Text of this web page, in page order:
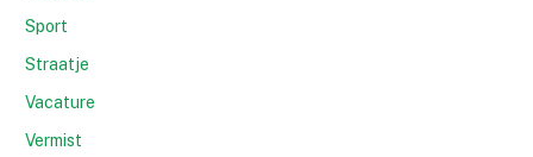
Sport
Straatje
Vacature
Vermist